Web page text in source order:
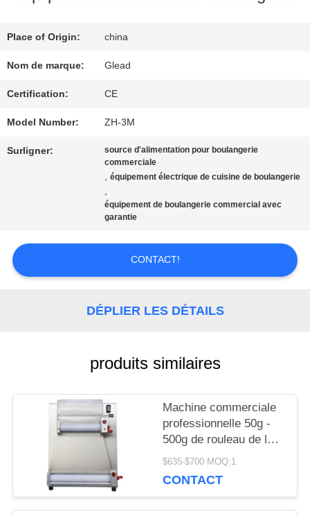
SPECTACLE
VR
À
PROPOS
DE
DE
LA
QUALITÉ
NOUVELLES
Place of Origin: china
Nom de marque: Glead
Certification: CE
Model Number: ZH-3M
Surligner:
source d'alimentation pour boulangerie
commerciale
,équipement électrique de cuisine de boulangerie
,
équipement de boulangerie commercial avec
garantie
CONTACT!
DÉPLIER LES DÉTAILS
produits similaires
Machine commerciale
professionnelle 50g -
500g de rouleau de la
pâte de pizza
cuisson
$635-$700 MOQ:1
CONTACT